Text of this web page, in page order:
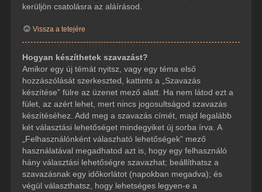
kerüljön csatolásra az aláírásod.
Vissza a tetejére
Hogyan készíthetek szavazást?
Amikor egy új témát nyitsz, vagy egy téma első
hozzászólását szerkeszted, kattints a „Szavazás
készítése” fülre az üzenet mező alatt. Ha nem látod ezt a
fület, az azért lehet, mert nincs jogosultságod szavazás
készítéséhez. Add meg a szavazás címét, majd legalább
két választási lehetőséget mindegyiket új sorba írva. A
„Felhasználónként válaszható lehetőségek” mező
használatával megadhatod azt is, hogy egy felhasználó
hány választási lehetőségre szavazhat; beállíthatsz a
szavazásnak egy időkorlátot (napokban megadva); és
végül választhatsz, hogy lehetséges legyen-e a